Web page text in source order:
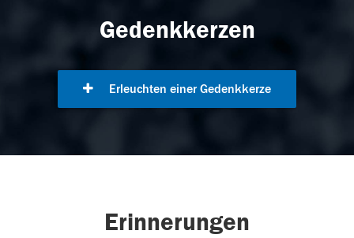
Gedenkkerzen
Erleuchten einer Gedenkkerze
Erinnerungen